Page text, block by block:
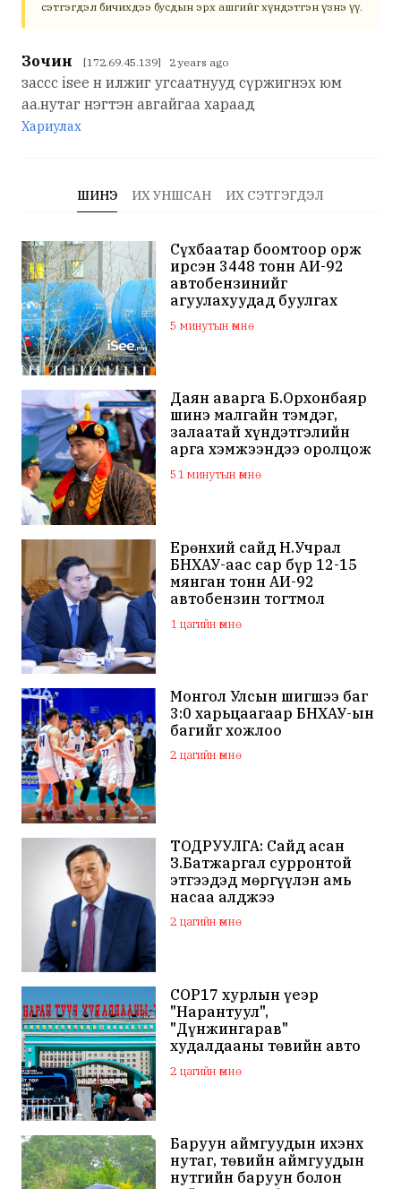
сэтгэгдэл бичихдээ бусдын эрх ашгийг хүндэтгэн үзнэ үү.
Зочин [172.69.45.139] 2 years ago
зассс isee н илжиг угсаатнууд сүржигнэх юм
аа.нутаг нэгтэн авгайгаа хараад
Хариулах
ШИНЭ ИХ УНШСАН ИХ СЭТГЭГДЭЛ
Сүхбаатар боомтоор орж
ирсэн 3448 тонн АИ-92
автобензинийг
агуулахуудад буулгах
ажлыг зохион байгуулж
байна
5 минутын өмнө
Даян аварга Б.Орхонбаяр
шинэ малгайн тэмдэг,
залаатай хүндэтгэлийн
арга хэмжээндээ оролцож
байна
51 минутын өмнө
Ерөнхий сайд Н.Учрал
БНХАУ-аас сар бүр 12-15
мянган тонн АИ-92
автобензин тогтмол
нийлүүлэх хүсэлт тавилаа
1 цагийн өмнө
Монгол Улсын шигшээ баг
3:0 харьцаагаар БНХАУ-ын
багийг хожлоо
2 цагийн өмнө
ТОДРУУЛГА: Сайд асан
З.Батжаргал сурронтой
этгээдэд мөргүүлэн амь
насаа алджээ
2 цагийн өмнө
COP17 хурлын үеэр
"Нарантуул",
"Дүнжингарав"
худалдааны төвийн авто
зогсоолыг хаана
2 цагийн өмнө
Баруун аймгуудын ихэнх
нутаг, төвийн аймгуудын
нутгийн баруун болон